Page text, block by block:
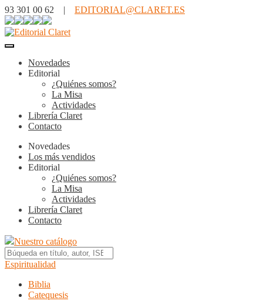
93 301 00 62 | EDITORIAL@CLARET.ES
Novedades
Editorial
¿Quiénes somos?
La Misa
Actividades
Librería Claret
Contacto
Novedades
Los más vendidos
Editorial
¿Quiénes somos?
La Misa
Actividades
Librería Claret
Contacto
Nuestro catálogo
Espiritualidad
Biblia
Catequesis